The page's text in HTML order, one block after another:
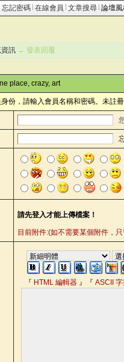
忘記密碼 在線會員 文章搜尋 論壇
訊 → 發表回覆
place, crazy, art
身份，請輸入會員名稱和密碼。未註
目前附件:(如不需要某個附件，
『 HTML 編輯器 』『 ASCII